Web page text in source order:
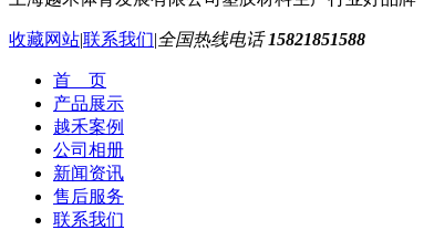
收藏网站|联系我们|全国热线电话15821851588
首 页
产品展示
越禾案例
公司相册
新闻资讯
售后服务
联系我们